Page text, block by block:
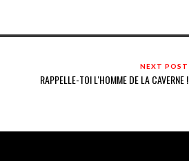
NEXT POST
RAPPELLE-TOI L'HOMME DE LA CAVERNE !